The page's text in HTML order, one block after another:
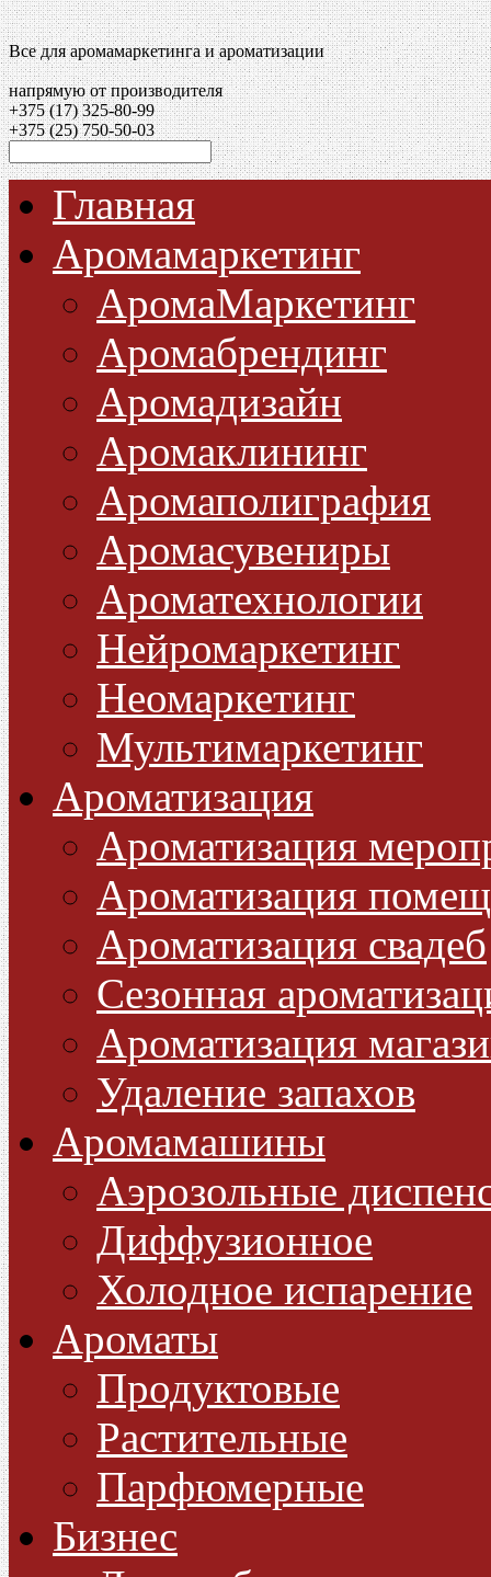
Все для аромамаркетинга и ароматизации
напрямую от производителя
+375 (17)325-80-99
+375 (25)750-50-03
Главная
Аромамаркетинг
АромаМаркетинг
Аромабрендинг
Аромадизайн
Аромаклининг
Аромаполиграфия
Аромасувениры
Ароматехнологии
Нейромаркетинг
Неомаркетинг
Мультимаркетинг
Ароматизация
Ароматизация
Ароматизация
Ароматизация свадеб
Сезонная
Ароматизация
Удаление запахов
Аромамашины
Аэрозольные
Диффузионное
Холодное испарение
Ароматы
Продуктовые
Растительные
Парфюмерные
Бизнес